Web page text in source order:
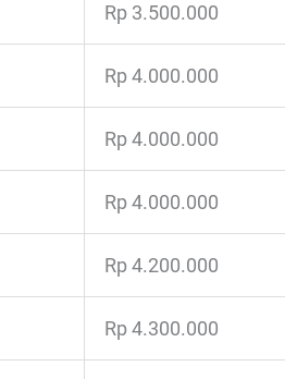
Rp 3.500.000
Rp 4.000.000
Rp 4.000.000
Rp 4.000.000
Rp 4.200.000
Rp 4.300.000